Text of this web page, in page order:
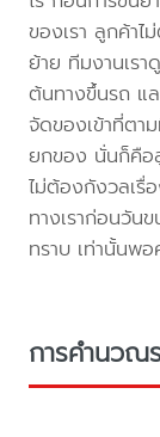
ของเรา ลูกค้าไ
ย้าย ทีมงานเรา
ต้นทางขึ้นรถ แ
จัดของเข้าที่ตา
ยกของ นั่นก็คือ
ไม่ต้องกังวลเรื่
ทางเราก่อนวัน
ทราบ เท่านั้นพ
การคำนวณ